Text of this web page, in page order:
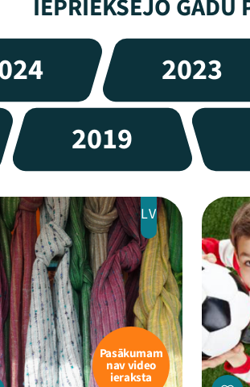
IEPRIEKŠĒJO GADU
2023
2019
LV
Pasākumam
nav video
ieraksta